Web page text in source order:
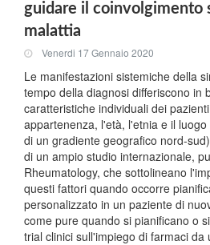
guidare il coinvolgimento
malattia
Venerdi 17 Gennaio 2020
Le manifestazioni sistemiche della
tempo della diagnosi differiscono in
caratteristiche individuali dei
appartenenza, l'età, l'etnia e il
di un gradiente geografico nord-
di un ampio studio internazionale,
Rheumatology, che sottolineano
questi fattori quando occorre
personalizzato in un paziente di
come pure quando si pianificano o
trial clinici sull'impiego di farmaci da